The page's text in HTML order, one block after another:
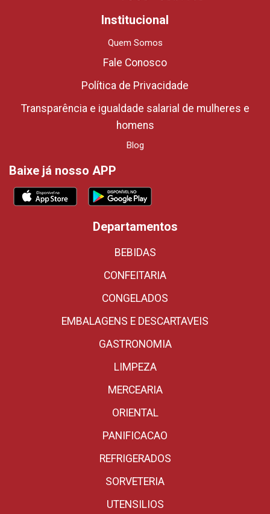
Institucional
Quem Somos
Fale Conosco
Política de Privacidade
Transparência e igualdade salarial de mulheres e
homens
Blog
Baixe já nosso APP
Departamentos
BEBIDAS
CONFEITARIA
CONGELADOS
EMBALAGENS E DESCARTAVEIS
GASTRONOMIA
LIMPEZA
MERCEARIA
ORIENTAL
PANIFICACAO
REFRIGERADOS
SORVETERIA
UTENSILIOS